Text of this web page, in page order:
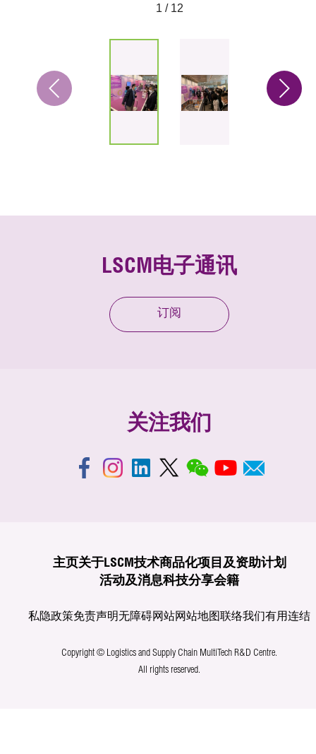
1 / 12
LSCM电子通讯
订阅
关注我们
主页关于LSCM技术商品化项目及资助计划
活动及消息科技分享会籍
私隐政策免责声明无障碍网站网站地图联络我们有用连结
Copyright © Logistics and Supply Chain MultiTech R&D Centre.
All rights reserved.